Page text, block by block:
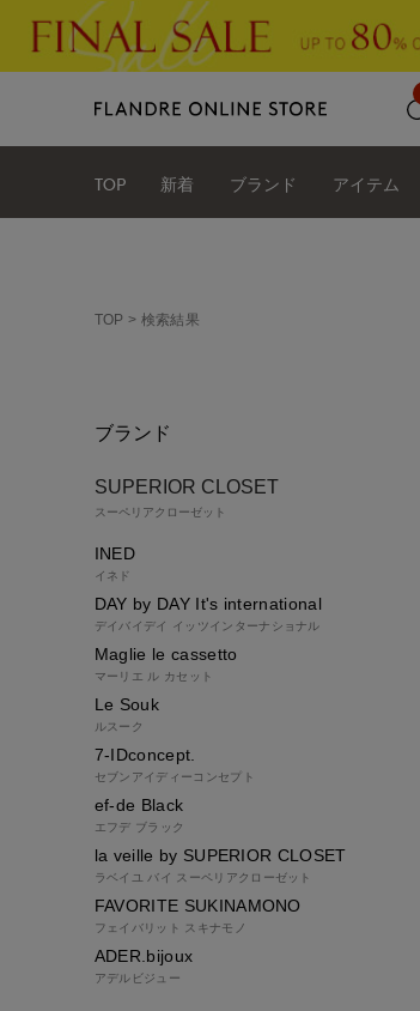
TOP 新着 ブランド アイテム
TOP 検索結果
ブランド
SUPERIOR CLOSET
スーペリアクローゼット
INED
イネド
DAY by DAY It's international
デイバイデイ イッツインターナショナル
Maglie le cassetto
マーリエ ル カセット
Le Souk
ルスーク
7-IDconcept.
セブンアイディーコンセプト
ef-de Black
エフデ ブラック
la veille by SUPERIOR CLOSET
ラベイユ バイ スーペリアクローゼット
FAVORITE SUKINAMONO
フェイバリット スキナモノ
ADER.bijoux
アデルビジュー